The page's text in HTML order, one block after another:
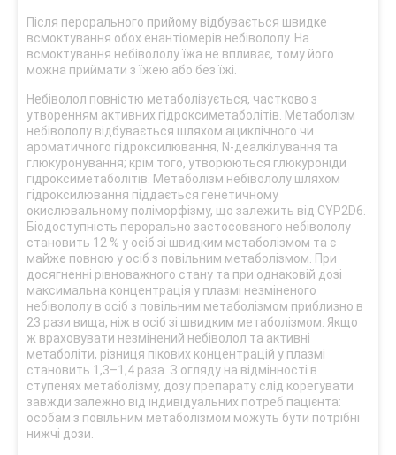
Після перорального прийому відбувається швидке
всмоктування обох енантіомерів небівололу. На
всмоктування небівололу їжа не впливає, тому його
можна приймати з їжею або без їжі.
Небіволол повністю метаболізується, частково з
утворенням активних гідроксиметаболітів. Метаболізм
небівололу відбувається шляхом ациклічного чи
ароматичного гідроксилювання, N-деалкілування та
глюкуронування; крім того, утворюються глюкуроніди
гідроксиметаболітів. Метаболізм небівололу шляхом
гідроксилювання піддається генетичному
окислювальному поліморфізму, що залежить від CYP2D6.
Біодоступність перорально застосованого небівололу
становить 12 % у осіб зі швидким метаболізмом та є
майже повною у осіб з повільним метаболізмом. При
досягненні рівноважного стану та при однаковій дозі
максимальна концентрація у плазмі незміненого
небівололу в осіб з повільним метаболізмом приблизно в
23 рази вища, ніж в осіб зі швидким метаболізмом. Якщо
ж враховувати незмінений небіволол та активні
метаболіти, різниця пікових концентрацій у плазмі
становить 1,3–1,4 раза. З огляду на відмінності в
ступенях метаболізму, дозу препарату слід корегувати
завжди залежно від індивідуальних потреб пацієнта:
особам з повільним метаболізмом можуть бути потрібні
нижчі дози.